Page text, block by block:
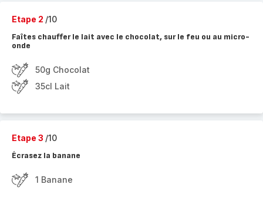
Etape 2 /10
Faîtes chauffer le lait avec le chocolat, sur le feu ou au micro-
onde
50g Chocolat
35cl Lait
Etape 3 /10
Écrasez la banane
1 Banane